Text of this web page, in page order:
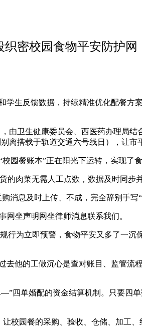
织密校园食物平安防护网
反馈数据，持续精准优化配餐方
卫生健康委员会、西医药办理局结
搭载于轨道交通六号线日），让市
账本”正在阳光下运转，实现了食
菜无需人工点数，数据及时同步并
息及时上传、不成，完全辞别手写“
坐声明网坐律师消息联系我们。
为立即预警，食物平安又多了一沉
的工做沉心是查对账目、监管流
婚配的资金结算机制。只要四单
园餐的采购、验收、仓储、加工、